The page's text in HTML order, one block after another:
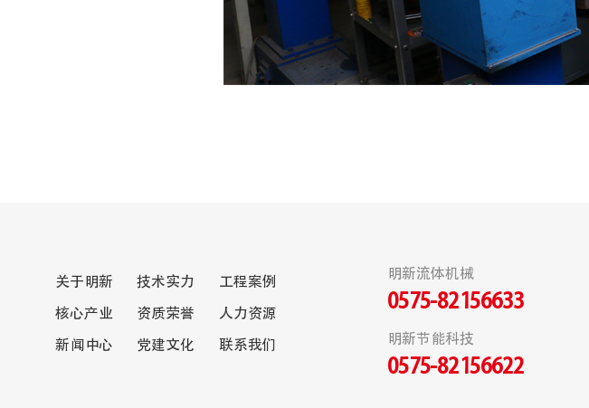
关于明新
核心产业
新闻中心
技术实力
资质荣誉
党建文化
工程案例
人力资源
联系我们
明新流体机械
0575-82156633
明新节能科技
0575-82156622